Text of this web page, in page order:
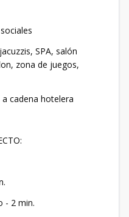
SPA, salón
zona de juegos,
cadena hotelera
- 2 min.